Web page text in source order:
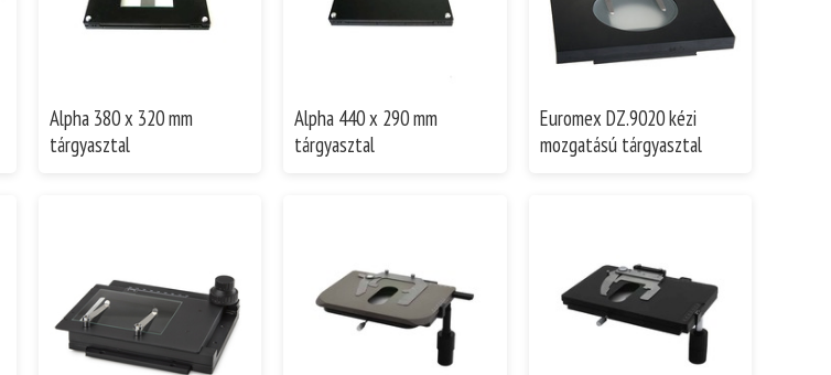
Alpha 380 x 320 mm
tárgyasztal
Alpha 440 x 290 mm
tárgyasztal
Euromex DZ.9020 kézi
mozgatású tárgyasztal